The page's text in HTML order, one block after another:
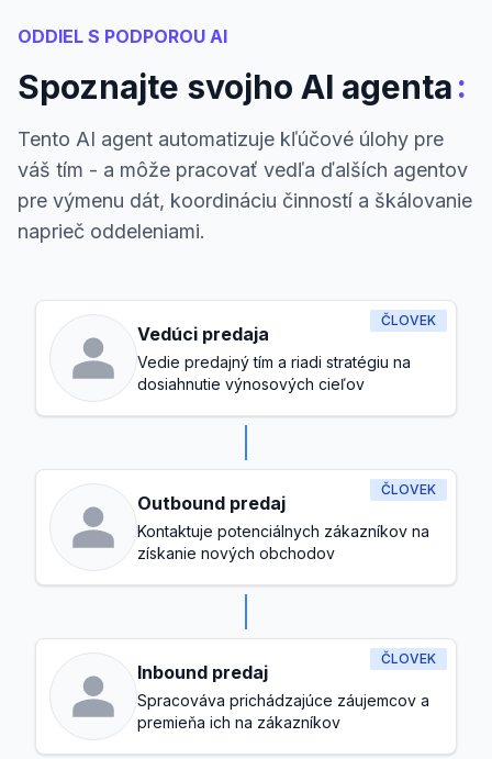
ODDIEL S PODPOROU AI
Spoznajte svojho AI agenta:
Tento AI agent automatizuje kľúčové úlohy pre
váš tím - a môže pracovať vedľa ďalších agentov
pre výmenu dát, koordináciu činností a škálovanie
naprieč oddeleniami.
ČLOVEK
Vedúci predaja
Vedie predajný tím a riadi stratégiu na
dosiahnutie výnosových cieľov
ČLOVEK
Outbound predaj
Kontaktuje potenciálnych zákazníkov na
získanie nových obchodov
ČLOVEK
Inbound predaj
Spracováva prichádzajúce záujemcov a
premieňa ich na zákazníkov